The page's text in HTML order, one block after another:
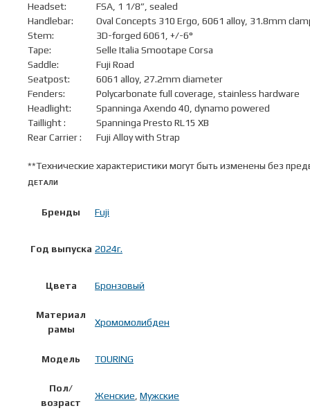
Headset:
FSA, 1 1/8”, sealed
Handlebar:
Oval Concepts 310 Ergo, 6061 alloy, 31.8mm
Stem:
3D-forged 6061, +/-6°
Tape:
Selle Italia Smootape Corsa
Saddle:
Fuji Road
Seatpost:
6061 alloy, 27.2mm diameter
Fenders:
Polycarbonate full coverage, stainless hardware
Headlight:
Spanninga Axendo 40, dynamo powered
Taillight :
Spanninga Presto RL15 XB
Rear Carrier :
Fuji Alloy with Strap
**Технические характеристики могут быть изменены без
ДЕТАЛИ
Бренды Fuji
Год выпуска 2024г.
Цвета Бронзовый
Материал
рамы
Хромомолибден
Модель TOURING
Пол/
возраст
Женские, Мужские